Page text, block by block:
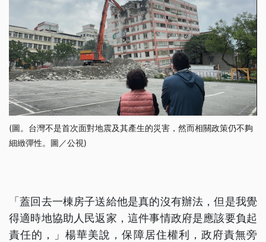
(圖。台灣不是首次面對地震及其產生的災害，然而相關政策仍不夠
細緻彈性。圖／公視)
「蓋回去一棟房子送給他是真的沒有辦法，但是我覺
得適時地協助人民返家，這件事情政府是應該要負起
責任的，」楊華美說，保障居住權利，政府責無旁